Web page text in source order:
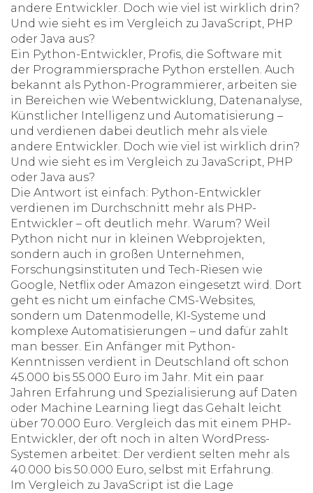
andere Entwickler. Doch wie viel ist wirklich drin?
Und wie sieht es im Vergleich zu JavaScript, PHP
oder Java aus?
Ein Python-Entwickler, Profis, die Software mit
der Programmiersprache Python erstellen. Auch
bekannt als Python-Programmierer, arbeiten sie
in Bereichen wie Webentwicklung, Datenanalyse,
Künstlicher Intelligenz und Automatisierung –
und verdienen dabei deutlich mehr als viele
andere Entwickler. Doch wie viel ist wirklich drin?
Und wie sieht es im Vergleich zu JavaScript, PHP
oder Java aus?
Die Antwort ist einfach: Python-Entwickler
verdienen im Durchschnitt mehr als PHP-
Entwickler – oft deutlich mehr. Warum? Weil
Python nicht nur in kleinen Webprojekten,
sondern auch in großen Unternehmen,
Forschungsinstituten und Tech-Riesen wie
Google, Netflix oder Amazon eingesetzt wird. Dort
geht es nicht um einfache CMS-Websites,
sondern um Datenmodelle, KI-Systeme und
komplexe Automatisierungen – und dafür zahlt
man besser. Ein Anfänger mit Python-
Kenntnissen verdient in Deutschland oft schon
45.000 bis 55.000 Euro im Jahr. Mit ein paar
Jahren Erfahrung und Spezialisierung auf Daten
oder Machine Learning liegt das Gehalt leicht
über 70.000 Euro. Vergleich das mit einem PHP-
Entwickler, der oft noch in alten WordPress-
Systemen arbeitet: Der verdient selten mehr als
40.000 bis 50.000 Euro, selbst mit Erfahrung.
Im Vergleich zu JavaScript ist die Lage